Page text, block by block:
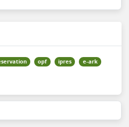
opf ipres
e-ark